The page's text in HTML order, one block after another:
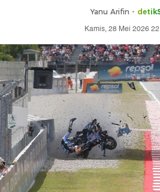
Yanu Arifin -
Kamis, 28 Mei 2026